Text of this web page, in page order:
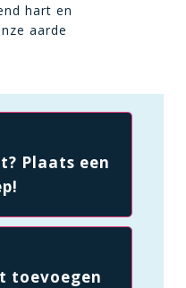
hart en
aarde
Plaats een
toevoegen